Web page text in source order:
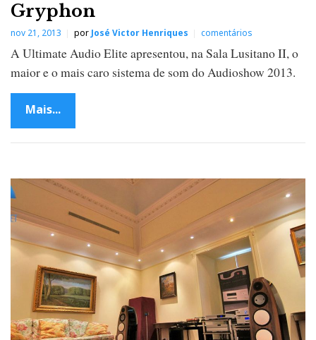
Gryphon
nov 21, 2013 por José Victor Henriques comentários
A Ultimate Audio Elite apresentou, na Sala Lusitano II, o
maior e o mais caro sistema de som do Audioshow 2013.
Mais...